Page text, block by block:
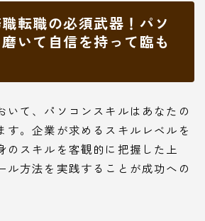
転職の必須武器！パソ
いて自信を持って臨も
いて、パソコンスキルはあなたの
す。企業が求めるスキルレベルを
のスキルを客観的に把握した上
ル方法を実践することが成功への